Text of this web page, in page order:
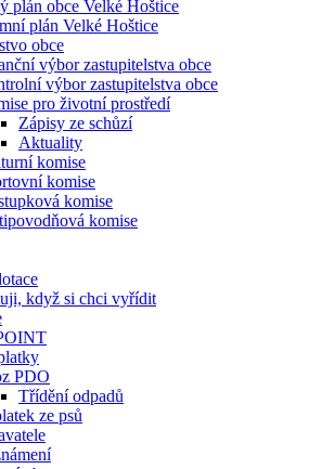
plán obce Velké Hoštice
plán Velké Hoštice
obce
výbor zastupitelstva obce
výbor zastupitelstva obce
pro životní prostředí
Zápisy ze schůzí
Aktuality
komise
komise
komise
komise
když si chci vyřídit
PDO
Třídění odpadů
ze psů